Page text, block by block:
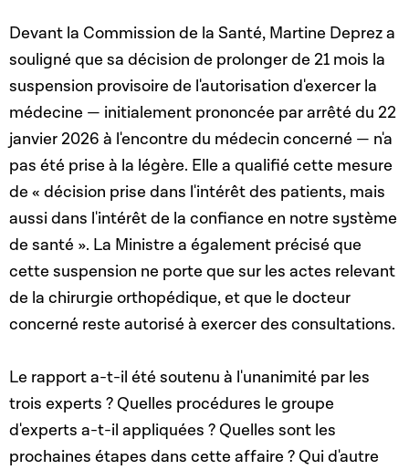
Devant la Commission de la Santé, Martine Deprez a
souligné que sa décision de prolonger de 21 mois la
suspension provisoire de l'autorisation d'exercer la
médecine — initialement prononcée par arrêté du 22
janvier 2026 à l'encontre du médecin concerné — n'a
pas été prise à la légère. Elle a qualifié cette mesure
de « décision prise dans l'intérêt des patients, mais
aussi dans l'intérêt de la confiance en notre système
de santé ». La Ministre a également précisé que
cette suspension ne porte que sur les actes relevant
de la chirurgie orthopédique, et que le docteur
concerné reste autorisé à exercer des consultations.
Le rapport a-t-il été soutenu à l'unanimité par les
trois experts ? Quelles procédures le groupe
d'experts a-t-il appliquées ? Quelles sont les
prochaines étapes dans cette affaire ? Qui d'autre